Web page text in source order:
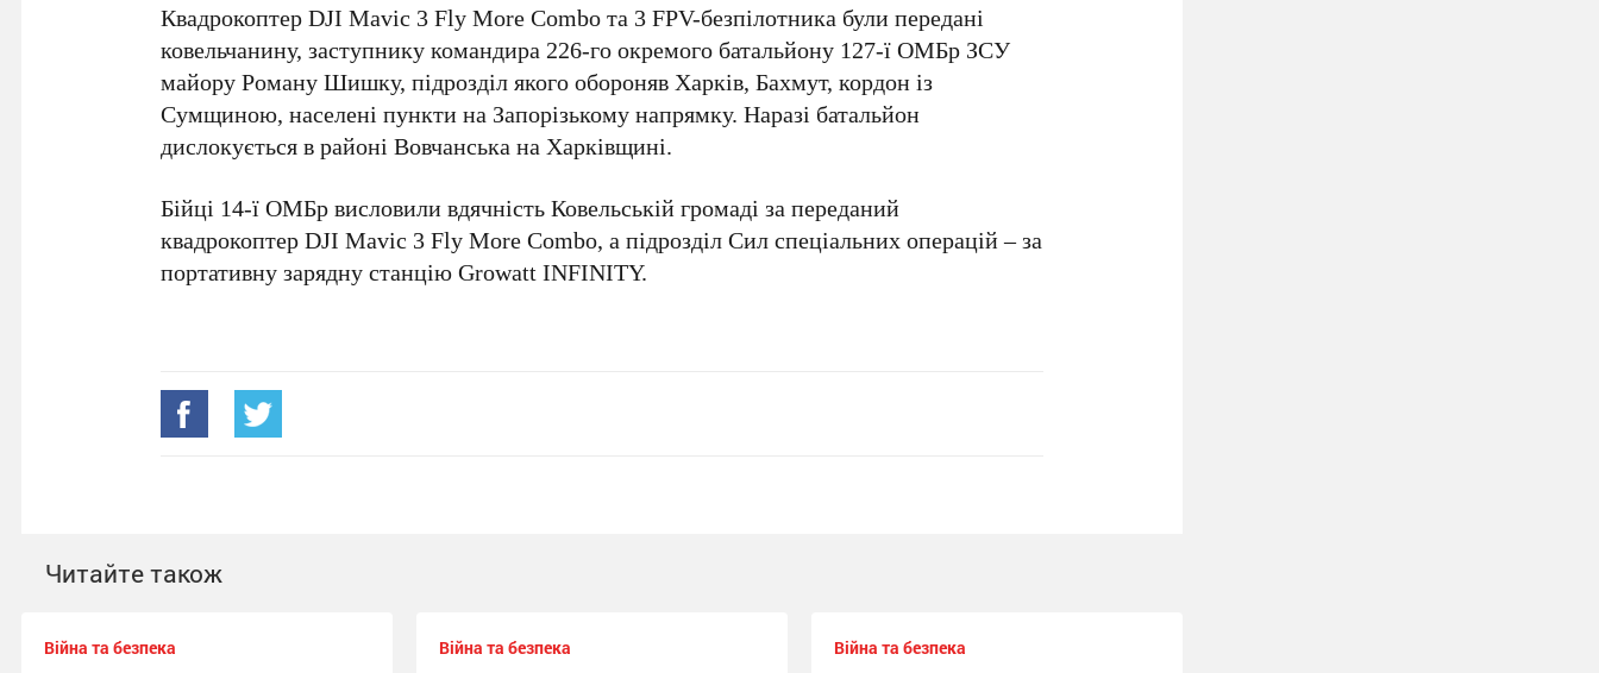
Квадрокоптер DJI Mavic 3 Fly More Combo та 3 FPV-безпілотника були передані
ковельчанину, заступнику командира 226-го окремого батальйону 127-ї ОМБр ЗСУ
майору Роману Шишку, підрозділ якого обороняв Харків, Бахмут, кордон із
Сумщиною, населені пункти на Запорізькому напрямку. Наразі батальйон
дислокується в районі Вовчанська на Харківщині.
Бійці 14-ї ОМБр висловили вдячність Ковельській громаді за переданий
квадрокоптер DJI Mavic 3 Fly More Combo, а підрозділ Сил спеціальних операцій – за
портативну зарядну станцію Growatt INFINITY.
Читайте також
Війна та безпека Війна та безпека Війна та безпека